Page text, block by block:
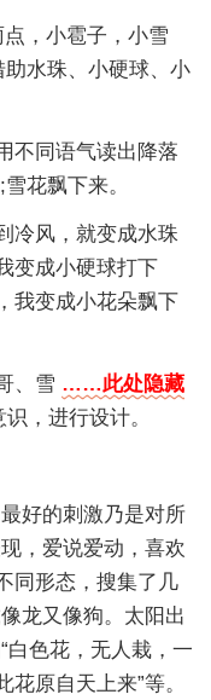
，小雹子，小雪
水珠、小硬球、小
不同语气读出降落
花飘下来。
冷风，就变成水珠
变成小硬球打下
我变成小花朵飘下
、雪 ……此处隐藏
，进行设计。
好的刺激乃是对所
，爱说爱动，喜欢
同形态，搜集了几
龙又像狗。太阳出
白色花，无人栽，一
原自天上来”等。